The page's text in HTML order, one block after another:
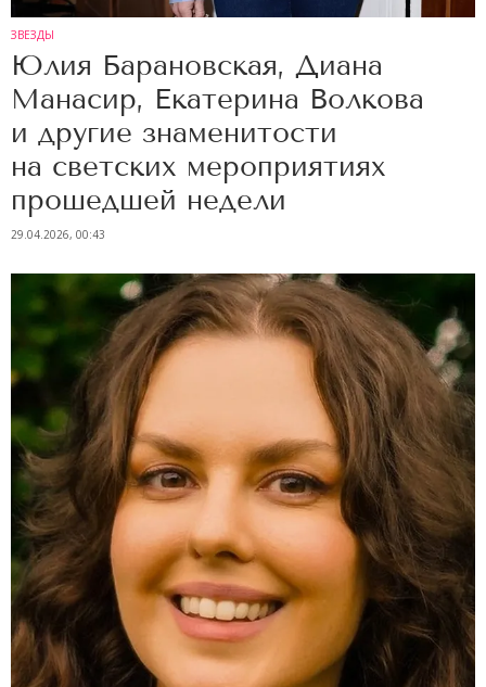
ЗВЕЗДЫ
Юлия Барановская, Диана
Манасир, Екатерина Волкова
и другие знаменитости
на светских мероприятиях
прошедшей недели
29.04.2026, 00:43